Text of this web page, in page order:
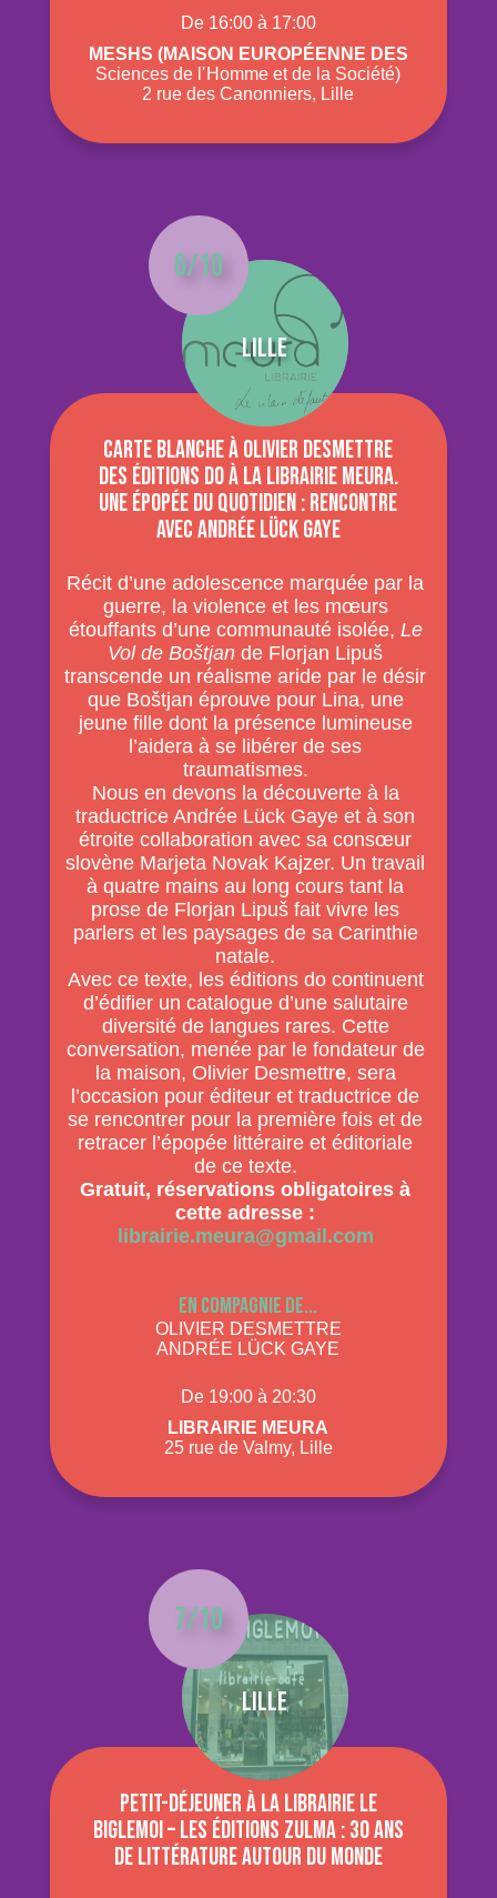
De 16:00 à 17:00
Meshs (Maison Européenne des
Sciences de l' Homme et de la Société)
2 rue des Canonniers, Lille
6/10
Lille
Carte blanche à Olivier Desmettre
des éditions do à la Librairie Meura.
Une épopée du quotidien : rencontre
avec Andrée Lück Gaye
Récit d’une adolescence marquée par la
guerre, la violence et les mœurs
étouffants d’une communauté isolée, Le
Vol de Boštjan de Florjan Lipuš
transcende un réalisme aride par le désir
que Boštjan éprouve pour Lina, une
jeune fille dont la présence lumineuse
l’aidera à se libérer de ses
traumatismes.
Nous en devons la découverte à la
traductrice Andrée Lück Gaye et à son
étroite collaboration avec sa consœur
slovène Marjeta Novak Kajzer. Un travail
à quatre mains au long cours tant la
prose de Florjan Lipuš fait vivre les
parlers et les paysages de sa Carinthie
natale.
Avec ce texte, les éditions do continuent
d’édifier un catalogue d’une salutaire
diversité de langues rares. Cette
conversation, menée par le fondateur de
la maison, Olivier Desmettre, sera
l’occasion pour éditeur et traductrice de
se rencontrer pour la première fois et de
retracer l’épopée littéraire et éditoriale
de ce texte.
Gratuit, réservations obligatoires à
cette adresse :
librairie.meura@gmail.com
En compagnie de...
OLIVIER DESMETTRE
ANDRÉE LÜCK GAYE
De 19:00 à 20:30
Librairie Meura­
25 rue de Valmy, Lille
7/10
Lille
Petit-déjeuner à la librairie Le
Biglemoi – Les éditions Zulma : 30 ans
de littérature autour du monde